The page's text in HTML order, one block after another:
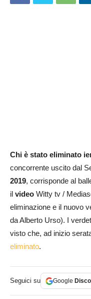
Chi è stato eliminato
concorrente uscito dal
2019, corrisponde al
il video Witty tv /
eliminazione e il nuovo
da Alberto Urso). I
visto che, ad inizio
eliminato.
Seguici su Google